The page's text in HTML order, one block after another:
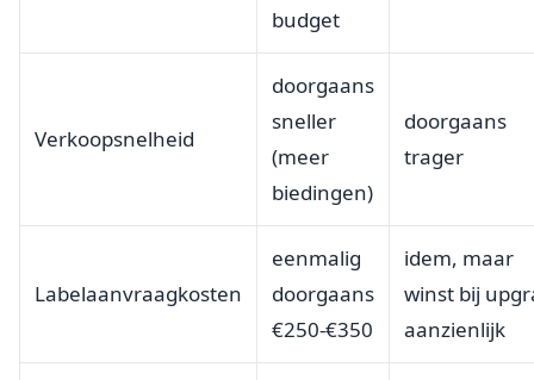
budget
Verkoopsnelheid
doorgaans
sneller
(meer
biedingen)
doorgaans
trager
Labelaanvraagkosten
eenmalig
doorgaans
€250-€350
idem, maar
winst bij
aanzienlijk